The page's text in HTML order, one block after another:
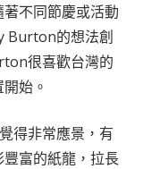
不同節慶或活動
Burton的想法創
很喜歡台灣的
始。
得非常應景，有
富的紙龍，拉長